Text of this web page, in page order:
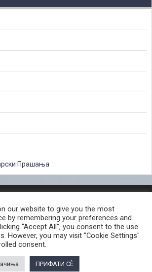
Прашања
ДО ИНФОРМАЦИИ ОД ЈАВЕН КАРАКТЕР
НА КРИВИЧНО ДЕЛО
КОРИСНИ ЛИНКОВИ
ЗА ПРИВАТНОСТ ВЕБ СТРАНИЦА
НА РЕПУБЛИКА СЕВЕРНА МАКЕДОНИЈА •
our website to give you the most
by remembering your preferences and
“Accept All”, you consent to the use
However, you may visit "Cookie Settings"
consent.
ПРИФАТИ СÈ